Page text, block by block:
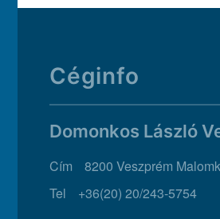
Céginfo
Domonkos László
Cím
8200 Veszprém
Tel
+36(20) 20/243-5754